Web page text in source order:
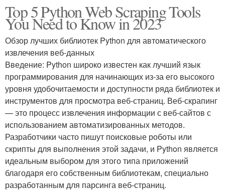
Top 5 Python Web Scraping Tools
You Need to Know in 2023
Обзор лучших библиотек Python для автоматического
извлечения веб-данных
Введение: Python широко известен как лучший язык
программирования для начинающих из-за его высокого
уровня удобочитаемости и доступности ряда библиотек и
инструментов для просмотра веб-страниц. Веб-скрапинг
— это процесс извлечения информации с веб-сайтов с
использованием автоматизированных методов.
Разработчики часто пишут поисковые роботы или
скрипты для выполнения этой задачи, и Python является
идеальным выбором для этого типа приложений
благодаря его собственным библиотекам, специально
разработанным для парсинга веб-страниц.